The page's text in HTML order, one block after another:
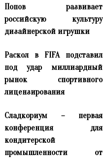
Попов развивает
российскую культуру
дизайнерской игрушки
Раскол в FIFA подставил
под удар миллиардный
рынок спортивного
лицензирования
Сладкориум – первая
конференция для
кондитерской
промышленности от